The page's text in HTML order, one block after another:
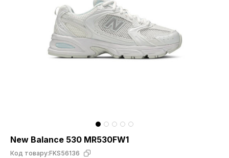
New Balance 530 MR530FW1
Код товару:FKS56136